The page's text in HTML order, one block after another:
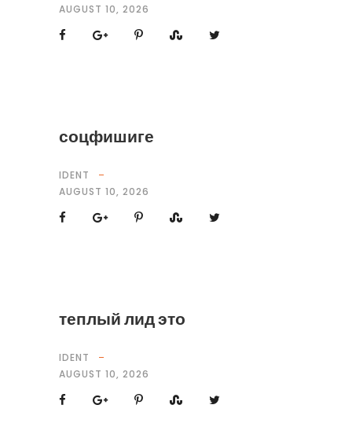
AUGUST 10, 2026
соцфишиге
IDENT
AUGUST 10, 2026
теплый лид это
IDENT
AUGUST 10, 2026